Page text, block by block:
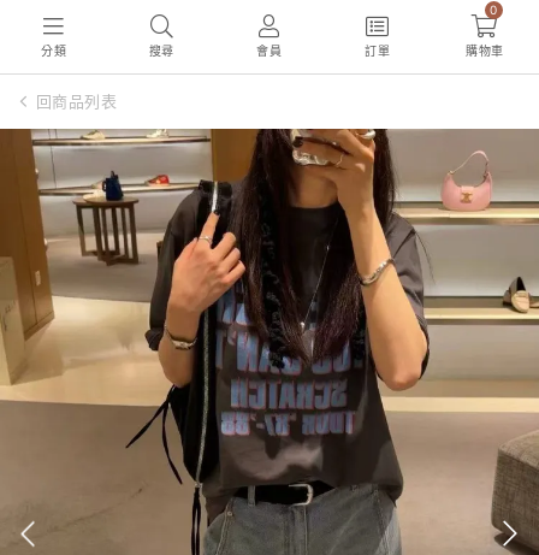
分類 搜尋 會員 訂單
0
購物車
回商品列表